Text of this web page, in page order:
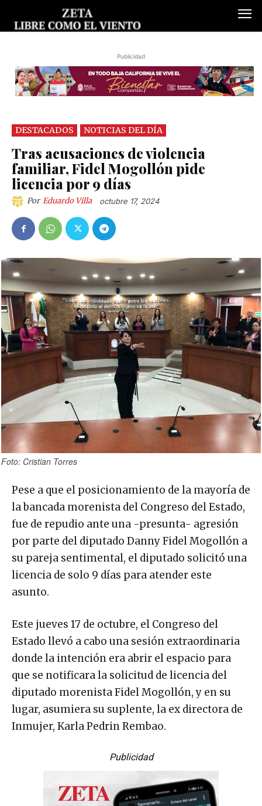
Publicidad
DESTACADOS NOTICIAS DEL DÍA
Tras acusaciones de violencia
familiar, Fidel Mogollón pide
licencia por 9 días
Por Eduardo Villa octubre 17, 2024
Foto: Cristian Torres
Pese a que el posicionamiento de la mayoría de
la bancada morenista del Congreso del Estado,
fue de repudio ante una -presunta- agresión
por parte del diputado Danny Fidel Mogollón a
su pareja sentimental, el diputado solicitó una
licencia de solo 9 días para atender este
asunto.
Este jueves 17 de octubre, el Congreso del
Estado llevó a cabo una sesión extraordinaria
donde la intención era abrir el espacio para
que se notificara la solicitud de licencia del
diputado morenista Fidel Mogollón, y en su
lugar, asumiera su suplente, la ex directora de
Inmujer, Karla Pedrin Rembao.
Publicidad